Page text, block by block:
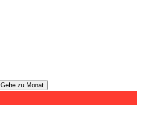
Gehe zu Monat